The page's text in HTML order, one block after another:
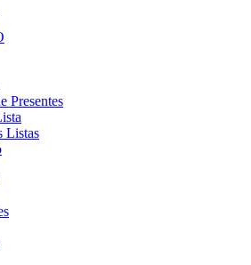
Presentes
Listas